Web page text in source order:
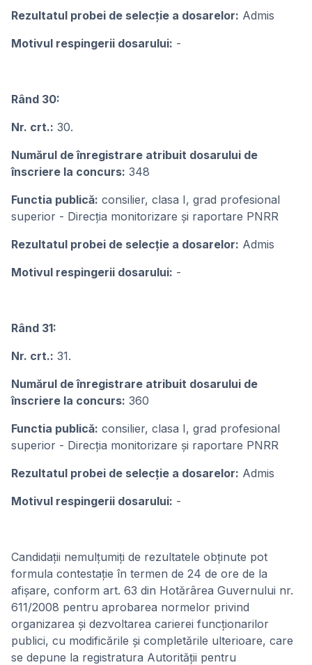
Rezultatul probei de selecție a dosarelor: Admis
Motivul respingerii dosarului: -
Rând 30:
Nr. crt.: 30.
Numărul de înregistrare atribuit dosarului de
înscriere la concurs: 348
Functia publică: consilier, clasa I, grad profesional
superior - Direcția monitorizare și raportare PNRR
Rezultatul probei de selecție a dosarelor: Admis
Motivul respingerii dosarului: -
Rând 31:
Nr. crt.: 31.
Numărul de înregistrare atribuit dosarului de
înscriere la concurs: 360
Functia publică: consilier, clasa I, grad profesional
superior - Direcția monitorizare și raportare PNRR
Rezultatul probei de selecție a dosarelor: Admis
Motivul respingerii dosarului: -
Candidații nemulțumiți de rezultatele obținute pot
formula contestație în termen de 24 de ore de la
afișare, conform art. 63 din Hotărârea Guvernului nr.
611/2008 pentru aprobarea normelor privind
organizarea și dezvoltarea carierei funcționarilor
publici, cu modificările și completările ulterioare, care
se depune la registratura Autorității pentru